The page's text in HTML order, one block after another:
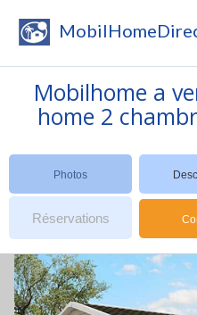
Mobilhome a
home 2
Photos
Réservations